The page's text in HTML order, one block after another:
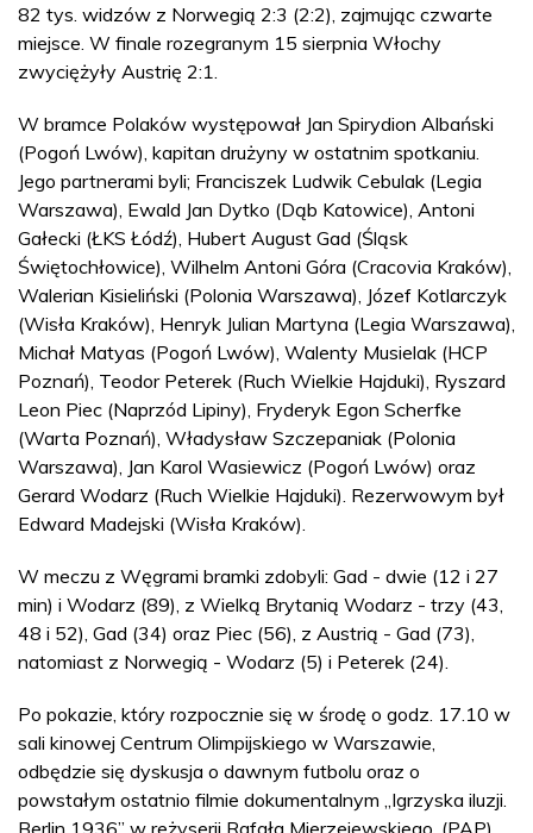
82 tys. widzów z Norwegią 2:3 (2:2), zajmując czwarte
miejsce. W finale rozegranym 15 sierpnia Włochy
zwyciężyły Austrię 2:1.
W bramce Polaków występował Jan Spirydion Albański
(Pogoń Lwów), kapitan drużyny w ostatnim spotkaniu.
Jego partnerami byli; Franciszek Ludwik Cebulak (Legia
Warszawa), Ewald Jan Dytko (Dąb Katowice), Antoni
Gałecki (ŁKS Łódź), Hubert August Gad (Śląsk
Świętochłowice), Wilhelm Antoni Góra (Cracovia Kraków),
Walerian Kisieliński (Polonia Warszawa), Józef Kotlarczyk
(Wisła Kraków), Henryk Julian Martyna (Legia Warszawa),
Michał Matyas (Pogoń Lwów), Walenty Musielak (HCP
Poznań), Teodor Peterek (Ruch Wielkie Hajduki), Ryszard
Leon Piec (Naprzód Lipiny), Fryderyk Egon Scherfke
(Warta Poznań), Władysław Szczepaniak (Polonia
Warszawa), Jan Karol Wasiewicz (Pogoń Lwów) oraz
Gerard Wodarz (Ruch Wielkie Hajduki). Rezerwowym był
Edward Madejski (Wisła Kraków).
W meczu z Węgrami bramki zdobyli: Gad - dwie (12 i 27
min) i Wodarz (89), z Wielką Brytanią Wodarz - trzy (43,
48 i 52), Gad (34) oraz Piec (56), z Austrią - Gad (73),
natomiast z Norwegią - Wodarz (5) i Peterek (24).
Po pokazie, który rozpocznie się w środę o godz. 17.10 w
sali kinowej Centrum Olimpijskiego w Warszawie,
odbędzie się dyskusja o dawnym futbolu oraz o
powstałym ostatnio filmie dokumentalnym „Igrzyska iluzji.